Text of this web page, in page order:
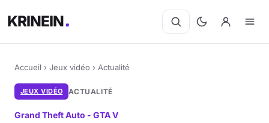
KRINEIN
Accueil › Jeux vidéo › Actualité
JEUX VIDÉO ACTUALITÉ
Grand Theft Auto - GTA V